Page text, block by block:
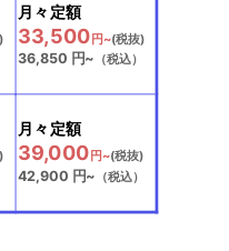
月々定額
33,500円~(税抜)
36,850 円~ （税込）
月々定額
39,000 円~(税抜)
42,900 円~ （税込）